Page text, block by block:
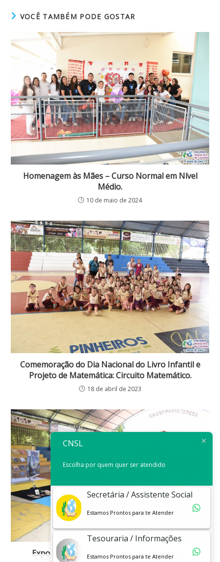
VOCÊ TAMBÉM PODE GOSTAR
Homenagem às Mães – Curso Normal em Nível
Médio.
10 de maio de 2024
Comemoração do Dia Nacional do Livro Infantil e
Projeto de Matemática: Circuito Matemático.
18 de abril de 2023
Exposição da XV Maratona de Leitura 2021
CNSL
Escolha por quem quer ser atendido
Secretária / Assistente Social
Estamos Prontos para te Atender
Tesouraria / Informações
Estamos Prontos para te Atender